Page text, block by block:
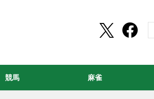
競馬 麻雀